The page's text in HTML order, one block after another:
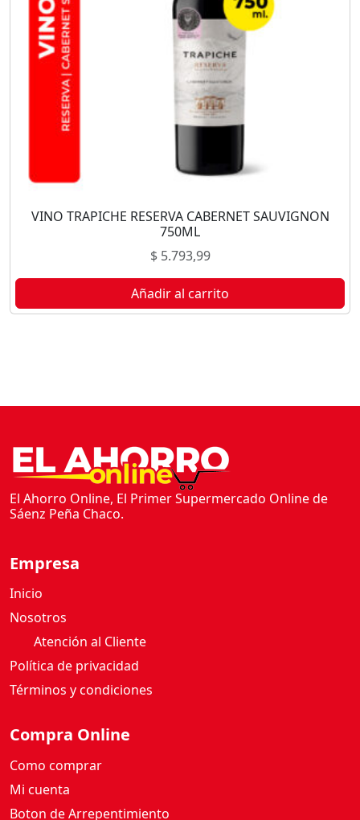
VINO TRAPICHE RESERVA CABERNET SAUVIGNON
750ML
$5.793,99
Añadir al carrito
El Ahorro Online, El Primer Supermercado Online de
Sáenz Peña Chaco.
Inicio
Nosotros
Atención al Cliente
Política de privacidad
Términos y condiciones
Como comprar
Mi cuenta
Boton de Arrepentimiento